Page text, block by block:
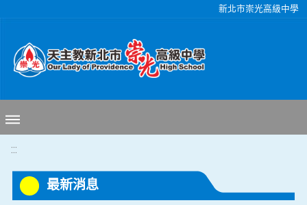
新北市崇光高級中學
:::
最新消息